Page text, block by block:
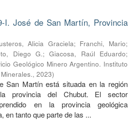
I. José de San Martín, Provincia
Alicia Graciela; Franchi, Mario;
Diego G.;Giacosa, Raúl Eduardo;
Geológico Minero Argentino. Instituto
, 2023)
San Martín está situada en la región
la provincia del Chubut. El sector
en la provincia geológica
en tanto que parte de las ...